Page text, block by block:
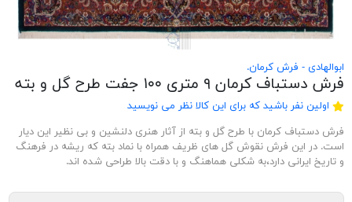
ابوالهادی - فرش کرمان.
فرش دستباف کرمان ۹ متری ۱۰۰ جفت طرح گل و بته
اولین نفر باشید که برای این کالا نظر می نویسید
فرش دستباف کرمان با طرح گل و بته از آثار هنری دلنشین و بی نظیر این دیار
است. در این فرش نقوش گل های ظریف همراه با نماد بته که ریشه در فرهنگ
و تاریخ ایرانی دارد،به شکلی هماهنگ و با دقت بالا طراحی شده اند.